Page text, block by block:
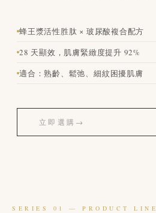
蜂王漿活性胜肽 × 玻尿酸複合配方
28 天顯效，肌膚緊緻度提升 92%
適合：熟齡、鬆弛、細紋困擾肌膚
立即選購
SERIES 01 — PRODUCT LINE